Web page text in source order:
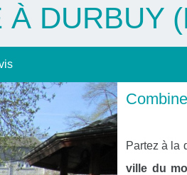
DURBUY
Partez à la
ville du